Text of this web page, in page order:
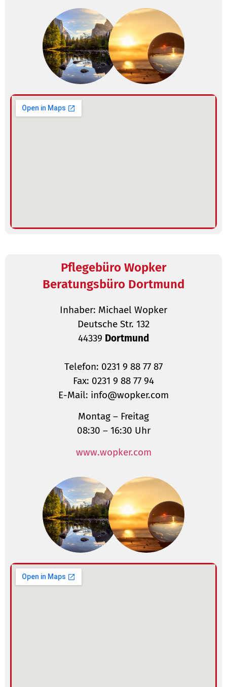
Pflegebüro Wopker
Beratungsbüro Dortmund
Inhaber: Michael Wopker
Deutsche Str. 132
44339 Dortmund
Telefon: 0231 9 88 77 87
Fax: 0231 9 88 77 94
E-Mail: info@wopker.com
Montag – Freitag
08:30 – 16:30 Uhr
www.wopker.com